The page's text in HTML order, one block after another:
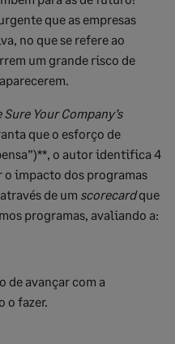
que as empresas
no que se refere ao
um grande risco de
Sure Your Company’s
que o esforço de
o autor identifica 4
o impacto dos programas
de um scorecardque
programas, avaliando a:
de avançar com a
o fazer.